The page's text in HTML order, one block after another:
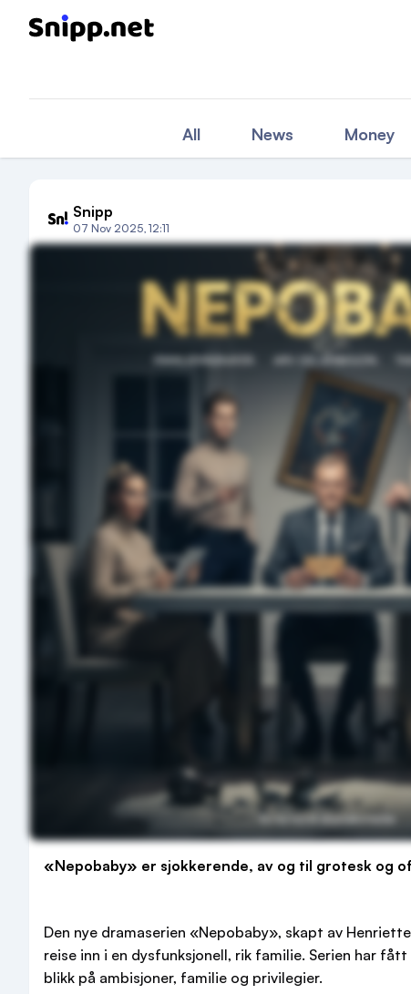
All News Money
Snipp
07 Nov 2025, 12:11
«Nepobaby» er sjokkerende, av og til grotesk og
Den nye dramaserien «Nepobaby», skapt av
reise inn i en dysfunksjonell, rik familie. Serien har
blikk på ambisjoner, familie og privilegier.